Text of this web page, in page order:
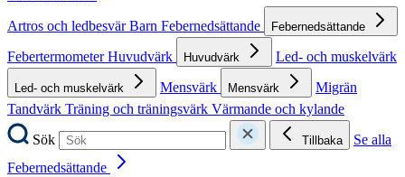
Artros och ledbesvärBarn Febernedsättande Febernedsättande
FebertermometerHuvudvärk Huvudvärk Led- och muskelvärk
Led- och muskelvärk Mensvärk Mensvärk
Migrän
Tandvärk Träning och träningsvärk Värmande och kylande
Sök
Tillbaka
Se alla
Febernedsättande